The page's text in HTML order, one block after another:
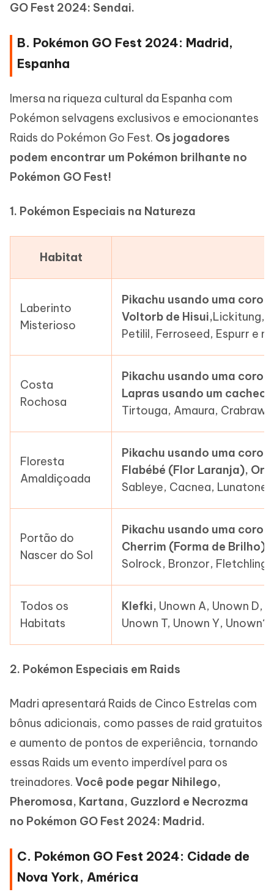
GO Fest 2024: Sendai.
B. Pokémon GO Fest 2024: Madrid,
Espanha
Imersa na riqueza cultural da Espanha com
Pokémon selvagens exclusivos e emocionantes
Raids do Pokémon Go Fest. Os jogadores
podem encontrar um Pokémon brilhante no
Pokémon GO Fest!
1. Pokémon Especiais na Natureza
Habitat
Laberinto
Misterioso
Pikachu usando uma
Voltorb de Hisui,Lickitung,
Petilil, Ferroseed, Espurr e
Costa
Rochosa
Pikachu usando uma
Lapras usando um
Tirtouga, Amaura,
Floresta
Amaldiçoada
Pikachu usando uma
Flabébé (Flor Laranja),
Sableye, Cacnea, Lunatone,
Portão do
Nascer do Sol
Pikachu usando uma
Cherrim (Forma de
Solrock, Bronzor,
Todos os
Habitats
Klefki, Unown A, Unown D,
Unown T, Unown Y, Unown?
2. Pokémon Especiais em Raids
Madri apresentará Raids de Cinco Estrelas com
bônus adicionais, como passes de raid gratuitos
e aumento de pontos de experiência, tornando
essas Raids um evento imperdível para os
treinadores. Você pode pegar Nihilego,
Pheromosa, Kartana, Guzzlord e Necrozma
no Pokémon GO Fest 2024: Madrid.
C. Pokémon GO Fest 2024: Cidade de
Nova York, América